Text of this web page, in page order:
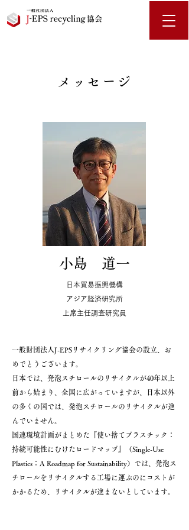
メッセージ
小島 道一
日本貿易振興機構
アジア経済研究所
上席主任調査研究員
一般財団法人J-EPSリサイクリング協会の設立、お
めでとうございます。
日本では、発泡スチロールのリサイクルが40年以上
前から始まり、全国に広がっていますが、日本以外
の多くの国では、発泡スチロールのリサイクルが進
んでいません。
国連環境計画がまとめた『使い捨てプラスチック：
持続可能性にむけたロードマップ』（Single-Use
Plastics：A Roadmap for Sustainability）では、発泡ス
チロールをリサイクルする工場に運ぶのにコストが
かかるため、リサイクルが進まないとしています。